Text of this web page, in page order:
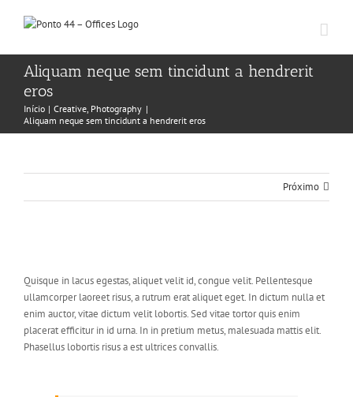
conteúdo
Aliquam neque sem tincidunt a hendrerit
eros
Início Creative Photography
Aliquam neque sem tincidunt a hendrerit eros
Próximo
Image
Quisque in lacus egestas, aliquet velit id, congue velit. Pellentesque
ullamcorper laoreet risus, a rutrum erat aliquet eget. In dictum nulla et
enim auctor, vitae dictum velit lobortis. Sed vitae tortor quis enim
placerat efficitur in id urna. In in pretium metus, malesuada mattis elit.
Phasellus lobortis risus a est ultrices convallis.